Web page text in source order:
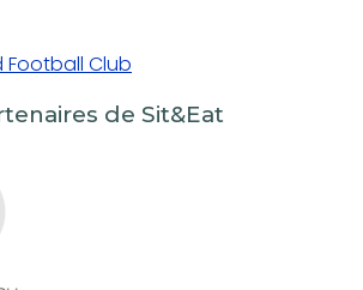
Football Club
de Sit&Eat